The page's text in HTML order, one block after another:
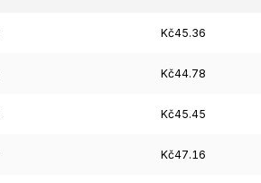
Kč45.36
Kč44.78
Kč45.45
Kč47.16